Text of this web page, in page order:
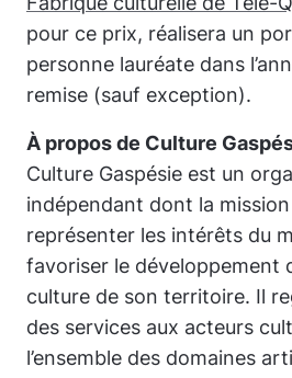
pour ce prix, réalisera un
personne lauréate dans
remise (sauf exception).
À propos de Culture
Culture Gaspésie est un
indépendant dont la
représenter les intérêts du
favoriser le développement
culture de son territoire. Il
des services aux acteurs
l’ensemble des domaines